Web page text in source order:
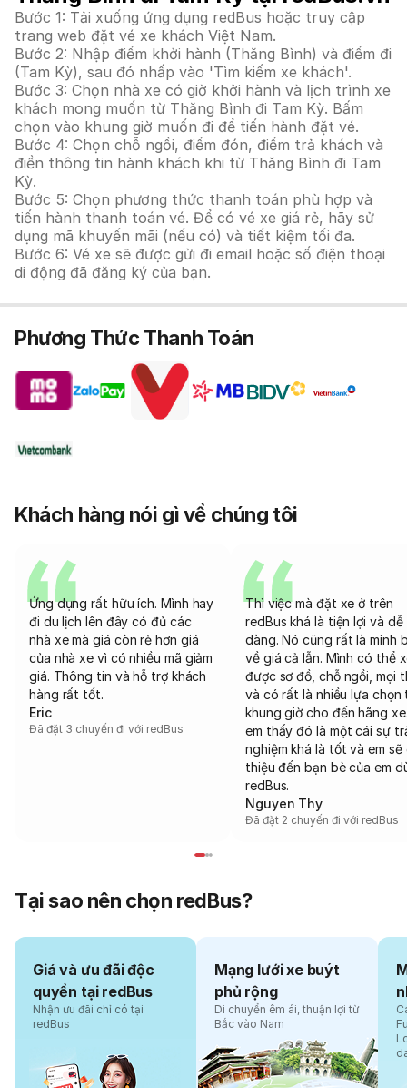
Bước 1: Tải xuống ứng dụng redBus hoặc truy cập
trang web đặt vé xe khách Việt Nam.
Bước 2: Nhập điểm khởi hành (Thăng Bình) và điểm đi
(Tam Kỳ), sau đó nhấp vào 'Tìm kiếm xe khách'.
Bước 3: Chọn nhà xe có giờ khởi hành và lịch trình xe
khách mong muốn từ Thăng Bình đi Tam Kỳ. Bấm
chọn vào khung giờ muốn đi để tiến hành đặt vé.
Bước 4: Chọn chỗ ngồi, điểm đón, điểm trả khách và
điền thông tin hành khách khi từ Thăng Bình đi Tam
Kỳ.
Bước 5: Chọn phương thức thanh toán phù hợp và
tiến hành thanh toán vé. Để có vé xe giá rẻ, hãy sử
dụng mã khuyến mãi (nếu có) và tiết kiệm tối đa.
Bước 6: Vé xe sẽ được gửi đi email hoặc số điện thoại
di động đã đăng ký của bạn.
Phương Thức Thanh Toán
Khách hàng nói gì về chúng tôi
Ứng dụng rất hữu ích. Mình hay
đi du lịch lên đây có đủ các
nhà xe mà giá còn rẻ hơn giá
của nhà xe vì có nhiều mã giảm
giá. Thông tin và hỗ trợ khách
hàng rất tốt.
Eric
Đã đặt 3 chuyến đi với redBus
Thì việc mà đặt xe ở trên
redBus khá là tiện lợi và dễ
dàng. Nó cũng rất là minh
về giá cả lẫn. Mình có thể
được sơ đồ, chỗ ngồi, mọi
và có rất là nhiều lựa chọn
khung giờ cho đến hãng
em thấy đó là một cái sự
nghiệm khá là tốt và em sẽ
thiệu đến bạn bè của em
redBus.
Nguyen Thy
Đã đặt 2 chuyến đi với redBus
Tại sao nên chọn redBus?
Giá và ưu đãi độc
quyền tại redBus
Nhận ưu đãi chỉ có tại
redBus
Mạng lưới xe buýt
phủ rộng
Di chuyển êm ái, thuận lợi từ
Bắc vào Nam